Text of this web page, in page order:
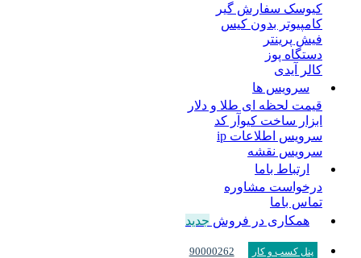
کیوسک سفارش گیر
کامپیوتر بدون کیس
فیش پرینتر
دستگاه پوز
کالر آیدی
سرویس ها
قیمت لحظه ای طلا و دلار
ابزار ساخت کیوآر کد
سرویس اطلاعات ip
سرویس نقشه
ارتباط باما
درخواست مشاوره
تماس باما
همکاری در فروش جدید
پنل کسب و کار 90000262